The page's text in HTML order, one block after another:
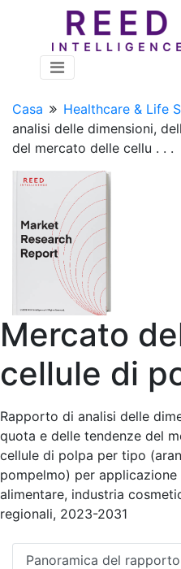
Casa Healthcare & Life
analisi delle dimensioni,
del mercato delle cellu . . .
Mercato
cellule di
Rapporto di analisi delle
quota e delle tendenze del
cellule di polpa per tipo
pompelmo) per applicazione
alimentare, industria
regionali, 2023-2031
Panoramica del rapporto